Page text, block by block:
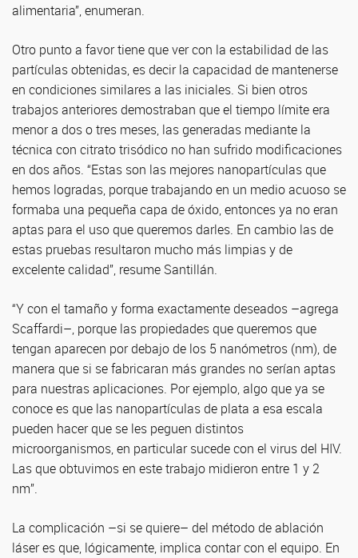
alimentaria”, enumeran.
Otro punto a favor tiene que ver con la estabilidad de las
partículas obtenidas, es decir la capacidad de mantenerse
en condiciones similares a las iniciales. Si bien otros
trabajos anteriores demostraban que el tiempo límite era
menor a dos o tres meses, las generadas mediante la
técnica con citrato trisódico no han sufrido modificaciones
en dos años. “Estas son las mejores nanopartículas que
hemos logradas, porque trabajando en un medio acuoso se
formaba una pequeña capa de óxido, entonces ya no eran
aptas para el uso que queremos darles. En cambio las de
estas pruebas resultaron mucho más limpias y de
excelente calidad”, resume Santillán.
“Y con el tamaño y forma exactamente deseados –agrega
Scaffardi–, porque las propiedades que queremos que
tengan aparecen por debajo de los 5 nanómetros (nm), de
manera que si se fabricaran más grandes no serían aptas
para nuestras aplicaciones. Por ejemplo, algo que ya se
conoce es que las nanopartículas de plata a esa escala
pueden hacer que se les peguen distintos
microorganismos, en particular sucede con el virus del HIV.
Las que obtuvimos en este trabajo midieron entre 1 y 2
nm”.
La complicación –si se quiere– del método de ablación
láser es que, lógicamente, implica contar con el equipo. En